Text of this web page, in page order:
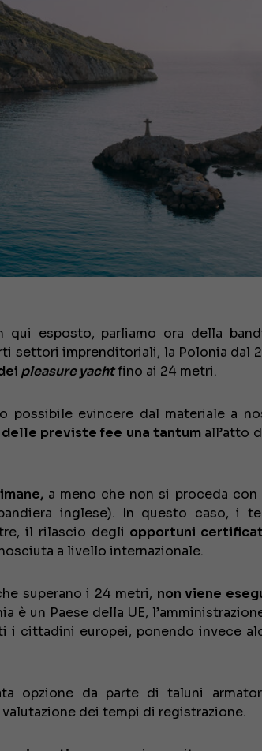
esposto, parliamo ora della
settori imprenditoriali, la Polonia dal
pleasure yachtfino ai 24 metri.
evincere dal materiale a
delle previste fee una tantum all’atto
a meno che non si proceda con
inglese). In questo caso, i
il rilascio degli opportuni
a livello internazionale.
superano i 24 metri, non viene
è un Paese della UE,
i cittadini europei, ponendo invece
opzione da parte di taluni
dei tempi di registrazione.
€ 138.000